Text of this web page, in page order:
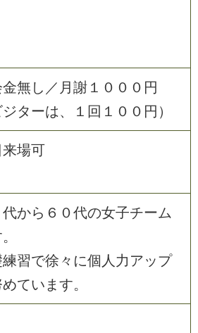
金無 し ／ 月 謝 １ ０ ０ ０ 円
ジターは、 １ 回 １ ０ ０ 円 ）
来場可
代から ６ ０代の女子チーム
。
練習で徐 々 に個 人 力 アップ
めてい ま す。